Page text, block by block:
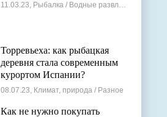
11.03.23, Рыбалка / Водные развлечения
Торревьеха: как рыбацкая
деревня стала современным
курортом Испании?
08.07.23, Климат, природа / Разное
Как не нужно покупать